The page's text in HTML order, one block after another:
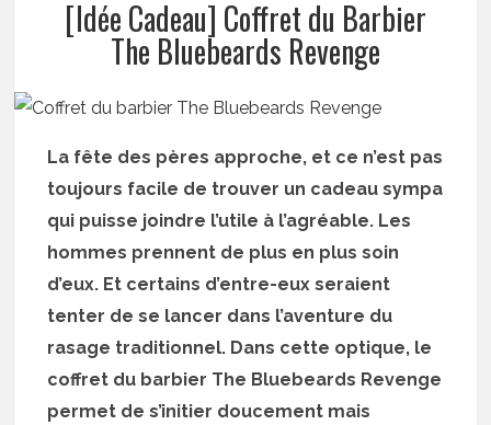
[Idée Cadeau] Coffret du Barbier
The Bluebeards Revenge
La fête des pères approche, et ce n’est pas
toujours facile de trouver un cadeau sympa
qui puisse joindre l’utile à l’agréable. Les
hommes prennent de plus en plus soin
d’eux. Et certains d’entre-eux seraient
tenter de se lancer dans l’aventure du
rasage traditionnel. Dans cette optique, le
coffret du barbier The Bluebeards Revenge
permet de s’initier doucement mais